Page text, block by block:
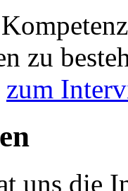
zu
zum
uns die